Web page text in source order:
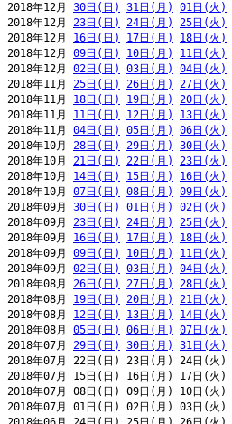
2018年12月 30日(日) 31日(月) 01日(火)
2018年12月 23日(日) 24日(月) 25日(火)
2018年12月 16日(日) 17日(月) 18日(火)
2018年12月 09日(日) 10日(月) 11日(火)
2018年12月 02日(日) 03日(月) 04日(火)
2018年11月 25日(日) 26日(月) 27日(火)
2018年11月 18日(日) 19日(月) 20日(火)
2018年11月 11日(日) 12日(月) 13日(火)
2018年11月 04日(日) 05日(月) 06日(火)
2018年10月 28日(日) 29日(月) 30日(火)
2018年10月 21日(日) 22日(月) 23日(火)
2018年10月 14日(日) 15日(月) 16日(火)
2018年10月 07日(日) 08日(月) 09日(火)
2018年09月 30日(日) 01日(月) 02日(火)
2018年09月 23日(日) 24日(月) 25日(火)
2018年09月 16日(日) 17日(月) 18日(火)
2018年09月 09日(日) 10日(月) 11日(火)
2018年09月 02日(日) 03日(月) 04日(火)
2018年08月 26日(日) 27日(月) 28日(火)
2018年08月 19日(日) 20日(月) 21日(火)
2018年08月 12日(日) 13日(月) 14日(火)
2018年08月 05日(日) 06日(月) 07日(火)
2018年07月 29日(日) 30日(月) 31日(火)
2018年07月 22日(日) 23日(月) 24日(火)
2018年07月 15日(日) 16日(月) 17日(
2018年07月 08日(日) 09日(月) 10日(
2018年07月 01日(日) 02日(月) 03日(